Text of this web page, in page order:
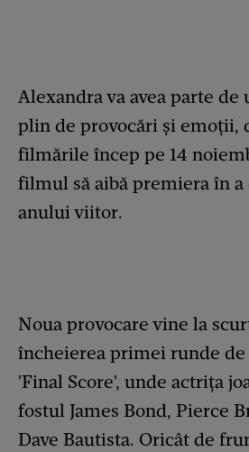
Alexandra va avea parte de
plin de provocări și emoții,
filmările încep pe 14
filmul să aibă premiera în a
anului viitor.
Noua provocare vine la
încheierea primei runde
'Final Score', unde actrița
fostul James Bond, Pierce
Dave Bautista. Oricât de